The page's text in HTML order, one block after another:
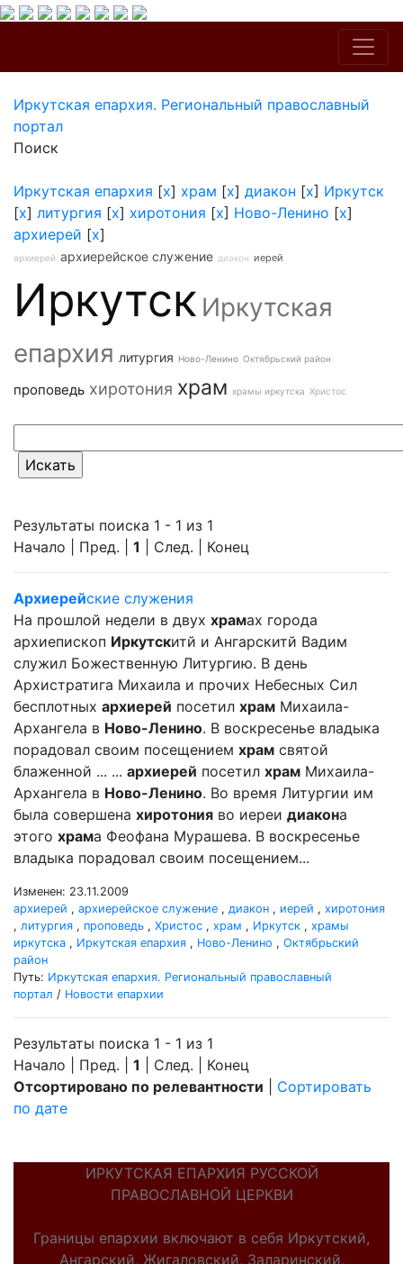
Иркутская епархия. Региональный православный
портал
Поиск
Иркутская епархия [x] храм [x] диакон [x] Иркутск
[x] литургия [x] хиротония [x] Ново-Ленино [x]
архиерей [x]
архиерей архиерейское служение диакон иерей
Иркутск Иркутская
епархия литургия Ново-Ленино Октябрьский район
проповедь хиротония храм храмы иркутска Христос
Результаты поиска 1 - 1 из 1
Начало | Пред. | 1 | След. | Конец
Архиерейские служения
На прошлой недели в двух храмах города
архиепископ Иркутскитй и Ангарскитй Вадим
служил Божественную Литургию. В день
Архистратига Михаила и прочих Небесных Сил
бесплотных архиерей посетил храм Михаила-
Архангела в Ново-Ленино. В воскресенье владыка
порадовал своим посещением храм святой
блаженной ... ... архиерей посетил храм Михаила-
Архангела в Ново-Ленино. Во время Литургии им
была совершена хиротония во иереи диакона
этого храма Феофана Мурашева. В воскресенье
владыка порадовал своим посещением...
Изменен: 23.11.2009
архиерей , архиерейское служение , диакон , иерей , хиротония
, литургия , проповедь , Христос , храм , Иркутск , храмы
иркутска , Иркутская епархия , Ново-Ленино , Октябрьский
район
Путь: Иркутская епархия. Региональный православный
портал / Новости епархии
Результаты поиска 1 - 1 из 1
Начало | Пред. | 1 | След. | Конец
Отсортировано по релевантности
Сортировать
по дате
ИРКУТСКАЯ ЕПАРХИЯ РУССКОЙ
ПРАВОСЛАВНОЙ ЦЕРКВИ
Границы епархии включают в себя Иркутский,
Ангарский, Жигаловский, Заларинский,